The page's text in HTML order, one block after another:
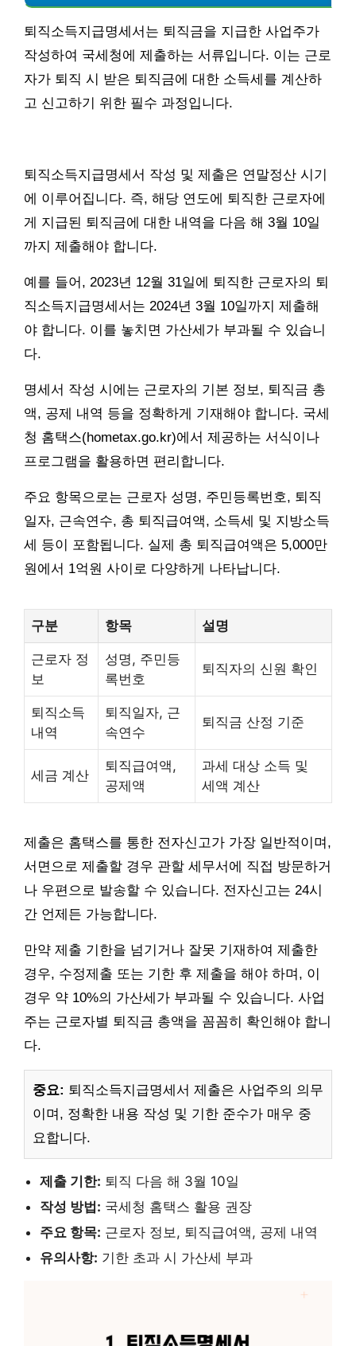
퇴직소득지급명세서는 퇴직금을 지급한 사업주가
작성하여 국세청에 제출하는 서류입니다. 이는 근로
자가 퇴직 시 받은 퇴직금에 대한 소득세를 계산하
고 신고하기 위한 필수 과정입니다.
퇴직소득지급명세서 작성 및 제출은 연말정산 시기
에 이루어집니다. 즉, 해당 연도에 퇴직한 근로자에
게 지급된 퇴직금에 대한 내역을 다음 해 3월 10일
까지 제출해야 합니다.
예를 들어, 2023년 12월 31일에 퇴직한 근로자의 퇴
직소득지급명세서는 2024년 3월 10일까지 제출해
야 합니다. 이를 놓치면 가산세가 부과될 수 있습니
다.
명세서 작성 시에는 근로자의 기본 정보, 퇴직금 총
액, 공제 내역 등을 정확하게 기재해야 합니다. 국세
청 홈택스(hometax.go.kr)에서 제공하는 서식이나
프로그램을 활용하면 편리합니다.
주요 항목으로는 근로자 성명, 주민등록번호, 퇴직
일자, 근속연수, 총 퇴직급여액, 소득세 및 지방소득
세 등이 포함됩니다. 실제 총 퇴직급여액은 5,000만
원에서 1억원 사이로 다양하게 나타납니다.
구분 항목 설명
근로자 정
보
성명, 주민등
록번호
퇴직자의 신원 확인
퇴직소득
내역
퇴직일자, 근
속연수
퇴직금 산정 기준
세금 계산
퇴직급여액,
공제액
과세 대상 소득 및
세액 계산
제출은 홈택스를 통한 전자신고가 가장 일반적이며,
서면으로 제출할 경우 관할 세무서에 직접 방문하거
나 우편으로 발송할 수 있습니다. 전자신고는 24시
간 언제든 가능합니다.
만약 제출 기한을 넘기거나 잘못 기재하여 제출한
경우, 수정제출 또는 기한 후 제출을 해야 하며, 이
경우 약 10%의 가산세가 부과될 수 있습니다. 사업
주는 근로자별 퇴직금 총액을 꼼꼼히 확인해야 합니
다.
중요: 퇴직소득지급명세서 제출은 사업주의 의무
이며, 정확한 내용 작성 및 기한 준수가 매우 중
요합니다.
제출 기한: 퇴직 다음 해 3월 10일
작성 방법: 국세청 홈택스 활용 권장
주요 항목: 근로자 정보, 퇴직급여액, 공제 내역
유의사항: 기한 초과 시 가산세 부과